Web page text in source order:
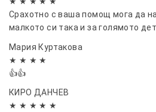
Срахотно с ваша помощ мога да
малкото си така и за голямото
Мария Куртакова
★ ★ ★ ★
👍👍
КИРО ДАНЧЕВ
★ ★ ★ ★ ★